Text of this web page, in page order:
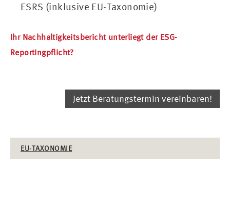
ESRS (inklusive EU-Taxonomie)
Ihr Nachhaltigkeitsbericht unterliegt der ESG-
Reportingpflicht?
Jetzt Beratungstermin vereinbaren!
EU-TAXONOMIE